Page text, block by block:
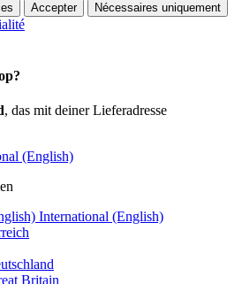
Accepter Nécessaires uniquement
, das mit deiner Lieferadresse
(English)
International (English)
Britain